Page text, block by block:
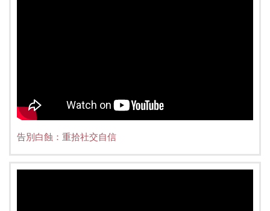
告別白蝕：重拾社交自信